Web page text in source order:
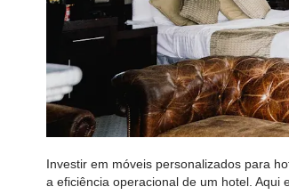
Investir em móveis personalizados para
a eficiência operacional de um hotel. Aqui